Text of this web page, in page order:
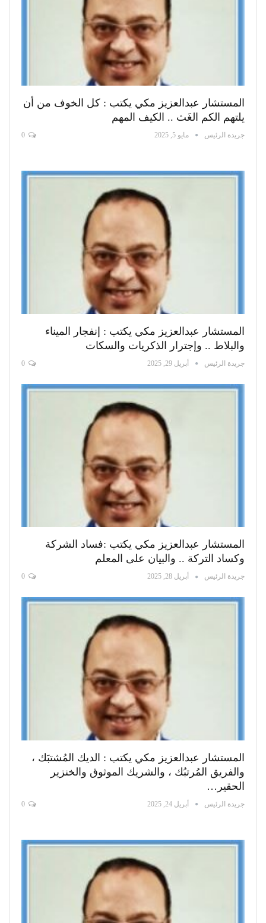
المستشار عبدالعزيز مكي يكتب : كل الخوف من أن
يلتهم الكم الغَث .. الكيف المهم
جريدة الرئيس مايو 5, 2025
المستشار عبدالعزيز مكي يكتب : إنفجار الميناء
والبلاط .. وإجترار الذكريات والسكات
جريدة الرئيس أبريل 29, 2025
المستشار عبدالعزيز مكي يكتب :فساد الشركة
وكساد التركة .. والبيان على المعلم
جريدة الرئيس أبريل 28, 2025
المستشار عبدالعزيز مكي يكتب : الديك المُشتبَك ،
والفريق المُرتبُك ، والشريك الموثوق والخنزير
الحقير…
جريدة الرئيس أبريل 24, 2025